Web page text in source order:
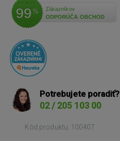
99 %
Zákazníkov
ODPORÚČA OBCHOD
Potrebujete poradiť?
02 / 205 103 00
Kód produktu: 100407